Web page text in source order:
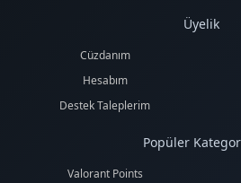
Üyelik
Cüzdanım
Hesabım
Destek Taleplerim
Popüler
Valorant Points